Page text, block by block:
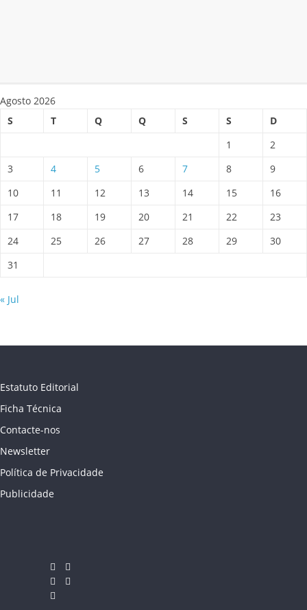
Agosto 2026
S
T Q Q S S
D
1
2
3
4 5 6 7 8
9
10
11 12 13 14 15
16
17
18 19 20 21 22
23
24
25 26 27 28 29
30
31
« Jul
Estatuto Editorial
Ficha Técnica
Contacte-nos
Newsletter
Política de Privacidade
Publicidade